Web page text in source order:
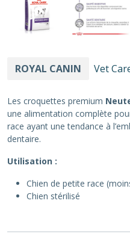
ROYAL CANIN Vet
Les croquettes premium
une alimentation complète
race ayant une tendance à
dentaire.
Utilisation :
Chien de petite race
Chien stérilisé